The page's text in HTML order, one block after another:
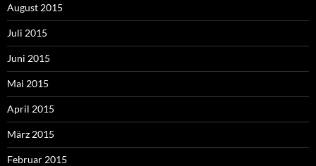
August 2015
Juli 2015
Juni 2015
Mai 2015
April 2015
März 2015
Februar 2015